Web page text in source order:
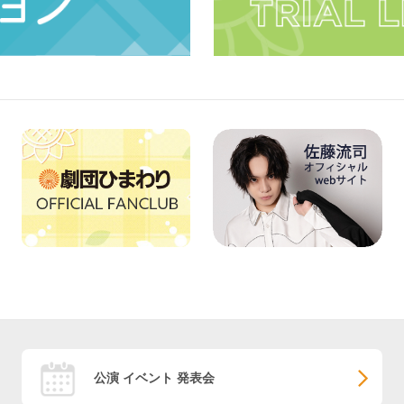
公演 イベント 発表会